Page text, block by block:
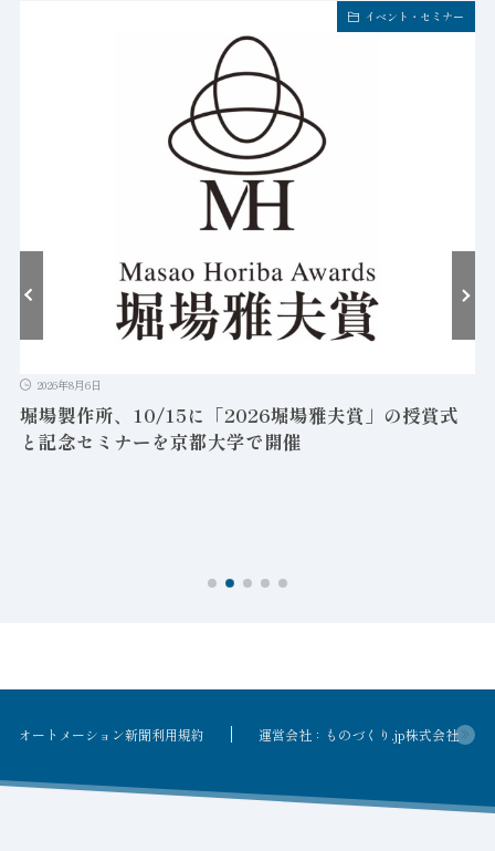
イベント・セミナー
2026年8月6日
堀場製作所、10/15に「2026堀場雅夫賞」の授賞式
と記念セミナーを京都大学で開催
オートメーション新聞利用規約 運営会社：ものづくり.jp株式会社